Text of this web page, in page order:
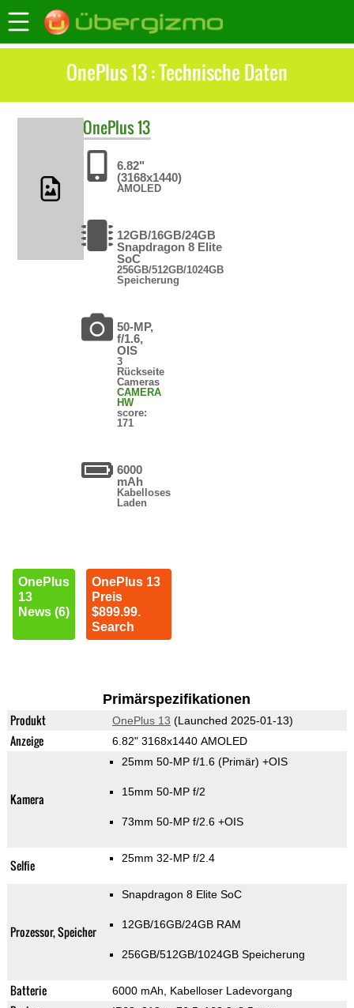
OnePlus 13 : Technische Daten
OnePlus13
6.82"
(3168x1440)
AMOLED
12GB/16GB/24GB
Snapdragon 8 Elite
SoC
256GB/512GB/1024GB
Speicherung
50-MP,
f/1.6,
OIS
3
Rückseite
Cameras
CAMERA
HW
score:
171
6000
mAh
Kabelloses
Laden
OnePlus
13
News (6)
OnePlus 13
Preis
$899.99.
Search
Primärspezifikationen
Produkt OnePlus 13 (Launched 2025-01-13)
Anzeige 6.82" 3168x1440 AMOLED
Kamera
25mm 50-MP f/1.6 (Primär) +OIS
15mm 50-MP f/2
73mm 50-MP f/2.6 +OIS
Selfie 25mm 32-MP f/2.4
Prozessor, Speicher
Snapdragon 8 Elite SoC
12GB/16GB/24GB RAM
256GB/512GB/1024GB Speicherung
Batterie 6000 mAh, Kabelloser Ladevorgang